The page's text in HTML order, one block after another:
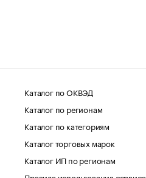
Каталог по ОКВЭД
Каталог по регионам
Каталог по категориям
Каталог торговых марок
Каталог ИП по регионам